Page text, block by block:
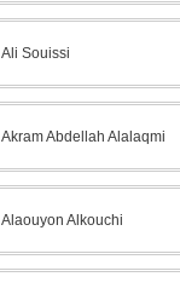
Ali Souissi
Akram Abdellah Alalaqmi
Alaouyon Alkouchi